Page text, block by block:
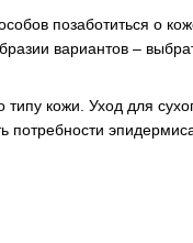
позаботиться о
вариантов –
кожи. Уход для
потребности